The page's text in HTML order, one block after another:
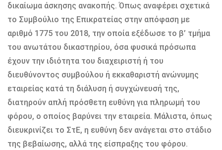
δικαίωμα άσκησης ανακοπής. Όπως αναφέρει σχετικά
το Συμβούλιο της Επικρατείας στην απόφαση με
αριθμό 1775 του 2018, την οποία εξέδωσε το β’ τμήμα
του ανωτάτου δικαστηρίου, όσα φυσικά πρόσωπα
έχουν την ιδιότητα του διαχειριστή ή του
διευθύνοντος συμβούλου ή εκκαθαριστή ανώνυμης
εταιρείας κατά τη διάλυση ή συγχώνευσή της,
διατηρούν απλή πρόσθετη ευθύνη για πληρωμή του
φόρου, ο οποίος βαρύνει την εταιρεία. Μάλιστα, όπως
διευκρινίζει το ΣτΕ, η ευθύνη δεν ανάγεται στο στάδιο
της βεβαίωσης, αλλά της είσπραξης του φόρου.